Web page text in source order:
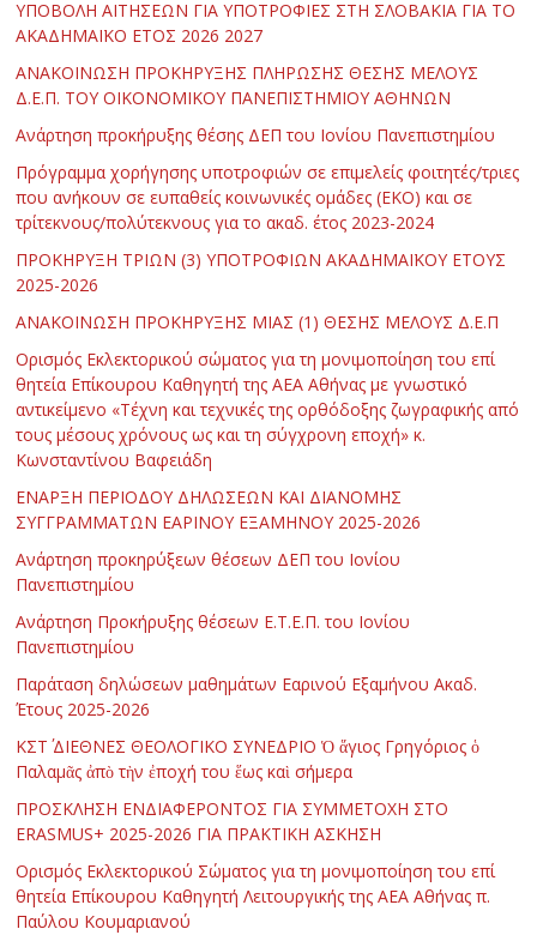
ΥΠΟΒΟΛΗ ΑΙΤΗΣΕΩΝ ΓΙΑ ΥΠΟΤΡΟΦΙΕΣ ΣΤΗ ΣΛΟΒΑΚΙΑ ΓΙΑ ΤΟ
ΑΚΑΔΗΜΑΪΚΟ ΕΤΟΣ 2026 2027
ΑΝΑΚΟΙΝΩΣΗ ΠΡΟΚΗΡΥΞΗΣ ΠΛΗΡΩΣΗΣ ΘΕΣΗΣ ΜΕΛΟΥΣ
Δ.Ε.Π. ΤΟΥ ΟΙΚΟΝΟΜΙΚΟΥ ΠΑΝΕΠΙΣΤΗΜΙΟΥ ΑΘΗΝΩΝ
Ανάρτηση προκήρυξης θέσης ΔΕΠ του Ιονίου Πανεπιστημίου
Πρόγραμμα χορήγησης υποτροφιών σε επιμελείς φοιτητές/τριες
που ανήκουν σε ευπαθείς κοινωνικές ομάδες (ΕΚΟ) και σε
τρίτεκνους/πολύτεκνους για το ακαδ. έτος 2023-2024
ΠΡΟΚΗΡΥΞΗ ΤΡΙΩΝ (3) ΥΠΟΤΡΟΦΙΩΝ ΑΚΑΔΗΜΑΪΚΟΥ ΕΤΟΥΣ
2025-2026
ΑΝΑΚΟΙΝΩΣΗ ΠΡΟΚΗΡΥΞΗΣ ΜΙΑΣ (1) ΘΕΣΗΣ ΜΕΛΟΥΣ Δ.Ε.Π
Ορισμός Εκλεκτορικού σώματος για τη μονιμοποίηση του επί
θητεία Επίκουρου Καθηγητή της ΑΕΑ Αθήνας με γνωστικό
αντικείμενο «Τέχνη και τεχνικές της ορθόδοξης ζωγραφικής από
τους μέσους χρόνους ως και τη σύγχρονη εποχή» κ.
Κωνσταντίνου Βαφειάδη
ΕΝΑΡΞΗ ΠΕΡΙΟΔΟΥ ΔΗΛΩΣΕΩΝ ΚΑΙ ΔΙΑΝΟΜΗΣ
ΣΥΓΓΡΑΜΜΑΤΩΝ ΕΑΡΙΝΟΥ ΕΞΑΜΗΝΟΥ 2025-2026
Ανάρτηση προκηρύξεων θέσεων ΔΕΠ του Ιονίου
Πανεπιστημίου
Ανάρτηση Προκήρυξης θέσεων Ε.Τ.Ε.Π. του Ιονίου
Πανεπιστημίου
Παράταση δηλώσεων μαθημάτων Εαρινού Εξαμήνου Ακαδ.
Έτους 2025-2026
ΚΣΤ΄ ΔΙΕΘΝΕΣ ΘΕΟΛΟΓΙΚΟ ΣΥΝΕΔΡΙΟ Ὁ ἅγιος Γρηγόριος ὁ
Παλαμᾶς ἀπὸ τὴν ἐποχή του ἕως καὶ σήμερα
ΠΡΟΣΚΛΗΣΗ ΕΝΔΙΑΦΕΡΟΝΤΟΣ ΓΙΑ ΣΥΜΜΕΤΟΧΗ ΣΤΟ
ERASMUS+ 2025-2026 ΓΙΑ ΠΡΑΚΤΙΚΗ ΑΣΚΗΣΗ
Ορισμός Εκλεκτορικού Σώματος για τη μονιμοποίηση του επί
θητεία Επίκουρου Καθηγητή Λειτουργικής της ΑΕΑ Αθήνας π.
Παύλου Κουμαριανού